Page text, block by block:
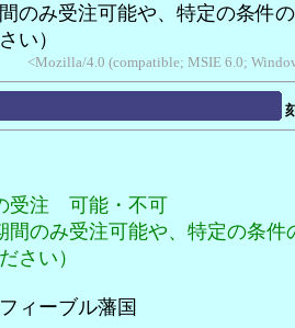
のみ受注可能や、特定の条件
い）
<Mozilla/4.0 (compatible; MSIE 6.0;
受注 可能・不可
間のみ受注可能や、特定の条件
さい）
ィーブル藩国